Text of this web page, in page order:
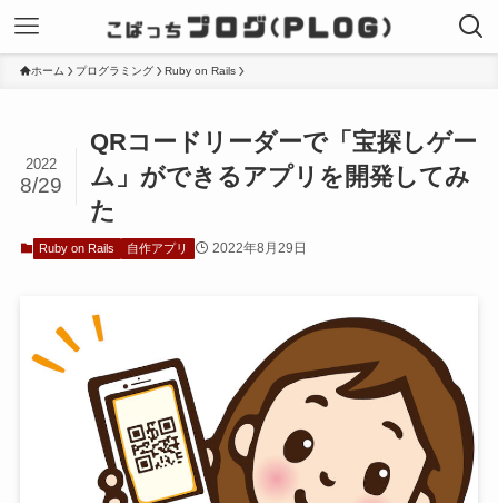
ホーム プログラミング Ruby on Rails
QRコードリーダーで「宝探しゲー
ム」ができるアプリを開発してみ
た
2022
8/29
Ruby on Rails 自作アプリ 2022年8月29日